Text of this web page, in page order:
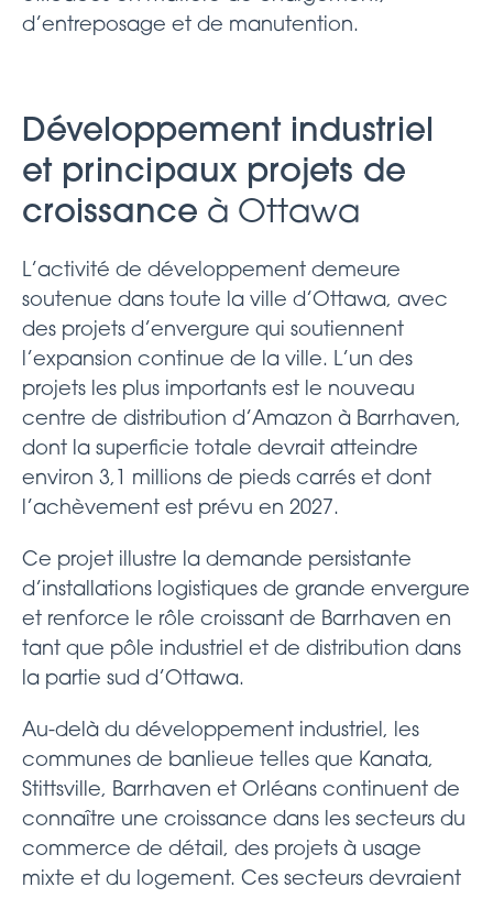
d’entreposage et de manutention.
Développement industriel
et principaux projets de
croissance à Ottawa
L’activité de développement demeure
soutenue dans toute la ville d’Ottawa, avec
des projets d’envergure qui soutiennent
l’expansion continue de la ville. L’un des
projets les plus importants est le nouveau
centre de distribution d’Amazon à Barrhaven,
dont la superficie totale devrait atteindre
environ 3,1 millions de pieds carrés et dont
l’achèvement est prévu en 2027.
Ce projet illustre la demande persistante
d’installations logistiques de grande envergure
et renforce le rôle croissant de Barrhaven en
tant que pôle industriel et de distribution dans
la partie sud d’Ottawa.
Au-delà du développement industriel, les
communes de banlieue telles que Kanata,
Stittsville, Barrhaven et Orléans continuent de
connaître une croissance dans les secteurs du
commerce de détail, des projets à usage
mixte et du logement. Ces secteurs devraient